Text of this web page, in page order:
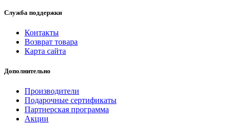
Служба поддержки
Контакты
Возврат товара
Карта сайта
Дополнительно
Производители
Подарочные сертификаты
Партнерская программа
Акции